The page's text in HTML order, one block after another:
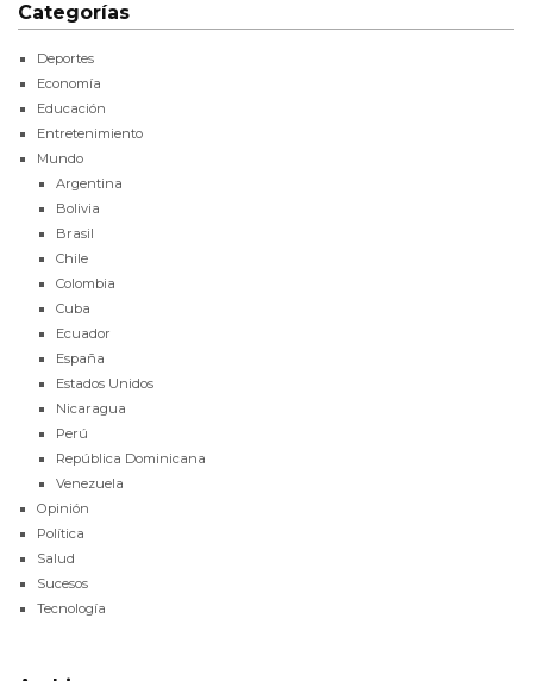
Categorías
Deportes
Economía
Educación
Entretenimiento
Mundo
Argentina
Bolivia
Brasil
Chile
Colombia
Cuba
Ecuador
España
Estados Unidos
Nicaragua
Perú
República Dominicana
Venezuela
Opinión
Política
Salud
Sucesos
Tecnología